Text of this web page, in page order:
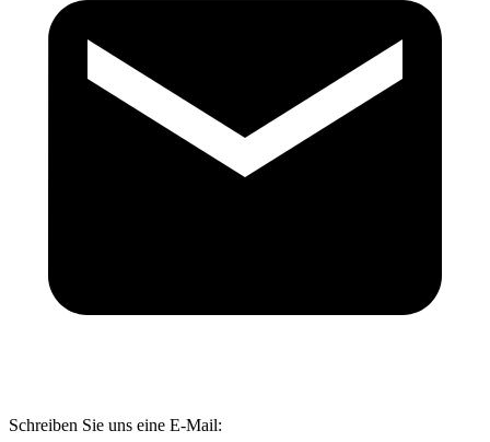
Schreiben Sie uns eine E-Mail: